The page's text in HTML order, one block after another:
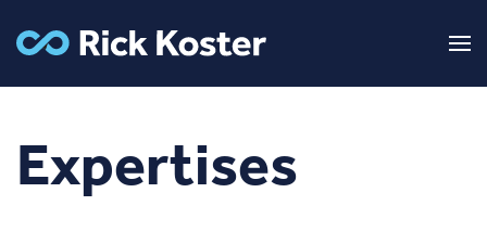
Expertises